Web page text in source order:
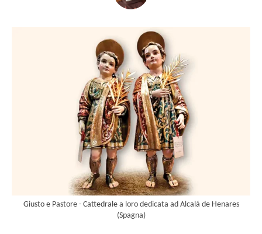
Giusto e Pastore - Cattedrale a loro dedicata ad Alcalá de Henares
(Spagna)